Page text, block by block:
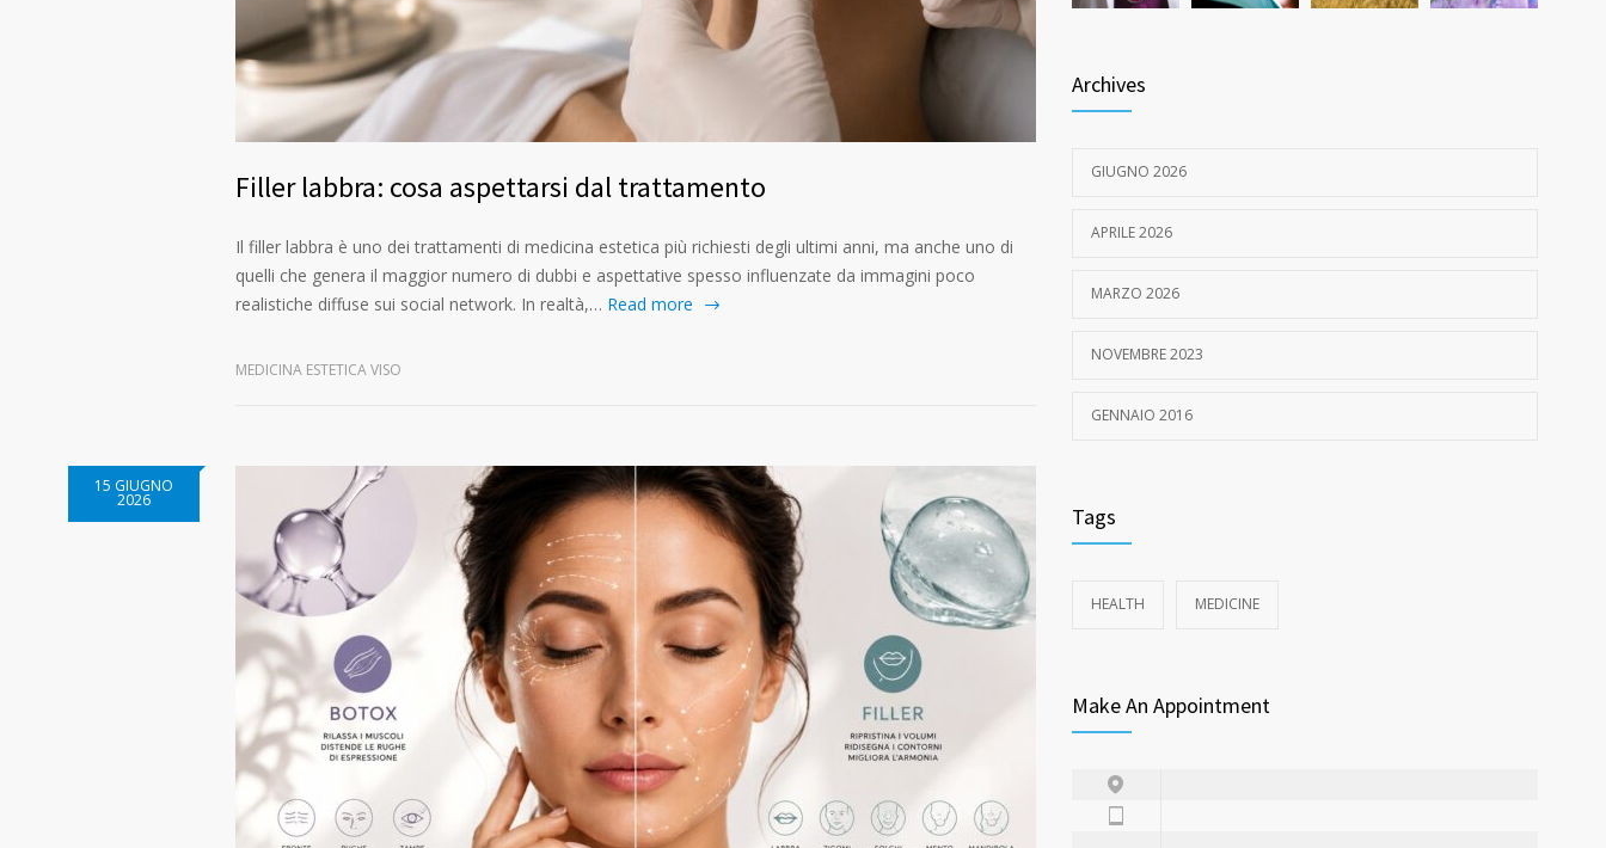
Filler labbra: cosa aspettarsi dal trattamento
Il filler labbra è uno dei trattamenti di medicina estetica più richiesti degli ultimi anni, ma anche uno di
quelli che genera il maggior numero di dubbi e aspettative spesso influenzate da immagini poco
realistiche diffuse sui social network. In realtà,… Read more
MEDICINA ESTETICA VISO
15 GIUGNO
2026
Archives
GIUGNO 2026
APRILE 2026
MARZO 2026
NOVEMBRE 2023
GENNAIO 2016
Tags
HEALTH MEDICINE
Make An Appointment